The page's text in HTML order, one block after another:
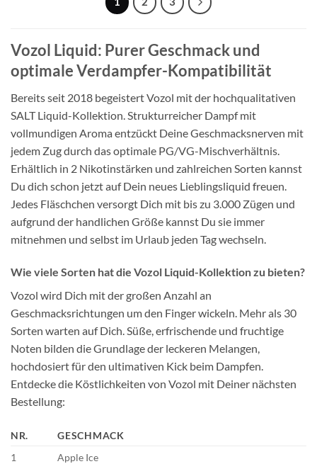
Vozol Liquid: Purer Geschmack und
optimale Verdampfer-Kompatibilität
Bereits seit 2018 begeistert Vozol mit der hochqualitativen
SALT Liquid-Kollektion. Strukturreicher Dampf mit
vollmundigen Aroma entzückt Deine Geschmacksnerven mit
jedem Zug durch das optimale PG/VG-Mischverhältnis.
Erhältlich in 2 Nikotinstärken und zahlreichen Sorten kannst
Du dich schon jetzt auf Dein neues Lieblingsliquid freuen.
Jedes Fläschchen versorgt Dich mit bis zu 3.000 Zügen und
aufgrund der handlichen Größe kannst Du sie immer
mitnehmen und selbst im Urlaub jeden Tag wechseln.
Wie viele Sorten hat die Vozol Liquid-Kollektion zu bieten?
Vozol wird Dich mit der großen Anzahl an
Geschmacksrichtungen um den Finger wickeln. Mehr als 30
Sorten warten auf Dich. Süße, erfrischende und fruchtige
Noten bilden die Grundlage der leckeren Melangen,
hochdosiert für den ultimativen Kick beim Dampfen.
Entdecke die Köstlichkeiten von Vozol mit Deiner nächsten
Bestellung:
NR.
GESCHMACK
1
Apple Ice